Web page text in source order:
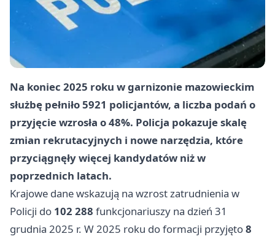
Na koniec 2025 roku w garnizonie mazowieckim
służbę pełniło5921 policjantów, a liczba podań o
przyjęcie wzrosła o48%. Policja pokazuje skalę
zmian rekrutacyjnych i nowe narzędzia, które
przyciągnęły więcej kandydatów niż w
poprzednich latach.
Krajowe dane wskazują na wzrost zatrudnienia w
Policji do 102 288 funkcjonariuszy na dzień 31
grudnia 2025 r. W 2025 roku do formacji przyjęto8